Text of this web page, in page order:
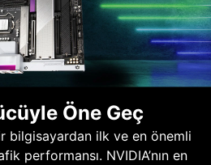
Öne Geç
bilgisayardan ilk ve en önemli
performansı. NVIDIA’nın en